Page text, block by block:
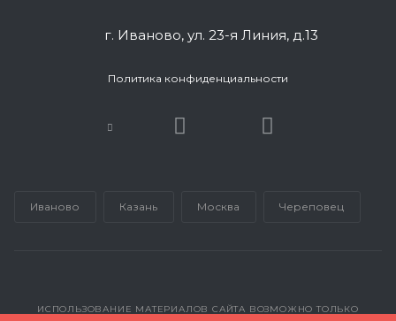
г. Иваново, ул. 23-я Линия, д.13
Политика конфиденциальности
Иваново Казань Москва Череповец
ИСПОЛЬЗОВАНИЕ МАТЕРИАЛОВ САЙТА ВОЗМОЖНО ТОЛЬКО